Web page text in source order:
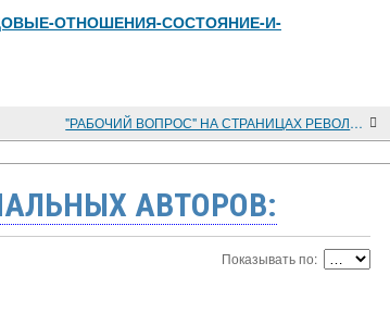
ОТНОШЕНИЯ-СОСТОЯНИЕ-И-
"РАБОЧИЙ ВОПРОС" НА СТРАНИЦАХ РЕВОЛЮЦИОННОЙ ПЕЧАТИ 1905 - 1907 ГОДОВ
АВТОРОВ:
Показывать по: